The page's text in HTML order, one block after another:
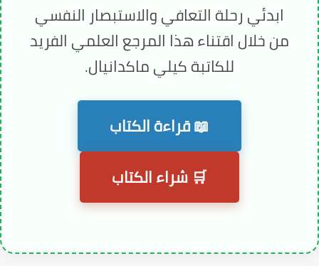
ابدئي رحلة التعافي والاستبصار النفسي
من خلال اقتناء هذا المرجع العلمي الفريد
للكاتبة كيلي ماكدانيال.
📖 قراءة الكتاب
🛒 شراء الكتاب